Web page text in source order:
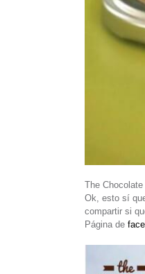
The
Ok, esto sí
compartir si
Página de